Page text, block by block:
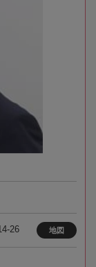
26 地図